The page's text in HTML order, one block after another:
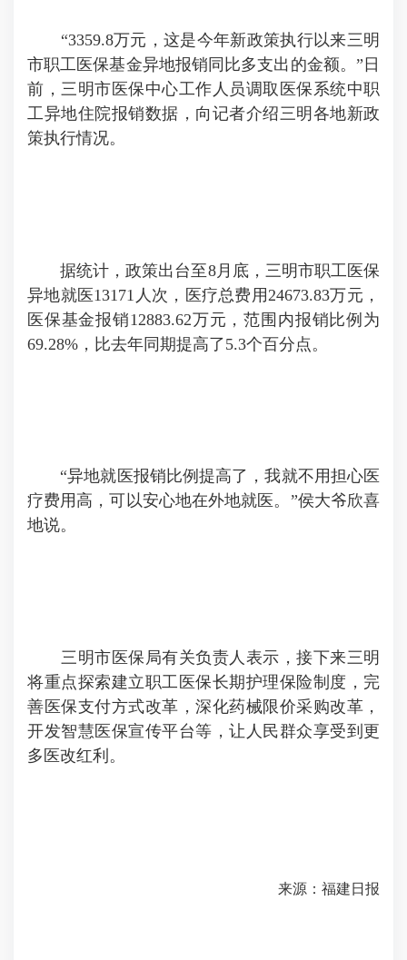
“3359.8万元，这是今年新政策执行以来三明
市职工医保基金异地报销同比多支出的金额。”日
前，三明市医保中心工作人员调取医保系统中职
工异地住院报销数据，向记者介绍三明各地新政
策执行情况。
据统计，政策出台至8月底，三明市职工医保
异地就医13171人次，医疗总费用24673.83万元，
医保基金报销12883.62万元，范围内报销比例为
69.28%，比去年同期提高了5.3个百分点。
“异地就医报销比例提高了，我就不用担心医
疗费用高，可以安心地在外地就医。”侯大爷欣喜
地说。
三明市医保局有关负责人表示，接下来三明
将重点探索建立职工医保长期护理保险制度，完
善医保支付方式改革，深化药械限价采购改革，
开发智慧医保宣传平台等，让人民群众享受到更
多医改红利。
来源：福建日报